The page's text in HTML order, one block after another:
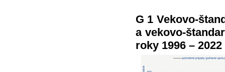
G 1 Vekovo-
a vekovo-
roky 1996 – 2022